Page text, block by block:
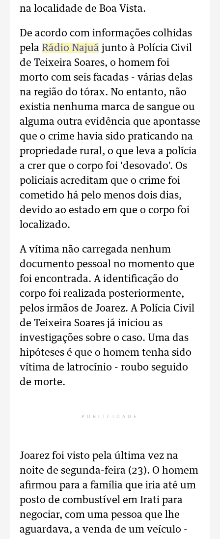
na localidade de Boa Vista.
De acordo com informações colhidas
pela Rádio Najuá junto à Polícia Civil
de Teixeira Soares, o homem foi
morto com seis facadas - várias delas
na região do tórax. No entanto, não
existia nenhuma marca de sangue ou
alguma outra evidência que apontasse
que o crime havia sido praticando na
propriedade rural, o que leva a polícia
a crer que o corpo foi 'desovado'. Os
policiais acreditam que o crime foi
cometido há pelo menos dois dias,
devido ao estado em que o corpo foi
localizado.
A vítima não carregada nenhum
documento pessoal no momento que
foi encontrada. A identificação do
corpo foi realizada posteriormente,
pelos irmãos de Joarez. A Polícia Civil
de Teixeira Soares já iniciou as
investigações sobre o caso. Uma das
hipóteses é que o homem tenha sido
vítima de latrocínio - roubo seguido
de morte.
PUBLICIDADE
Joarez foi visto pela última vez na
noite de segunda-feira (23). O homem
afirmou para a família que iria até um
posto de combustível em Irati para
negociar, com uma pessoa que lhe
aguardava, a venda de um veículo -